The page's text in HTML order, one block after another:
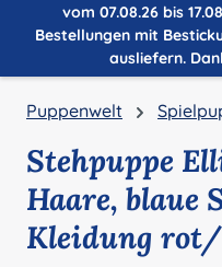
vom 07.08.26 bis
Bestellungen mit
ausliefern.
Puppenwelt
Stehpuppe
Haare, blaue
Kleidung